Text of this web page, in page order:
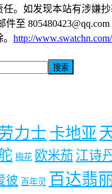
任。如发现本站有涉嫌
至
http://
搜索
力士 卡地亚
梅花 欧米茄 江诗
彼 百年灵 百达翡